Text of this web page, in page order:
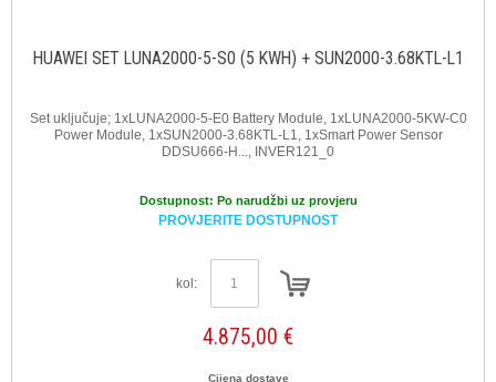
HUAWEI SET LUNA2000-5-S0 (5 KWH) + SUN2000-3.68KTL-L1
Set uključuje; 1xLUNA2000-5-E0 Battery Module, 1xLUNA2000-5KW-C0
Power Module, 1xSUN2000-3.68KTL-L1, 1xSmart Power Sensor
DDSU666-H..., INVER121_0
Dostupnost: Po narudžbi uz provjeru
PROVJERITE DOSTUPNOST
kol:
4.875,00 €
Cijena dostave